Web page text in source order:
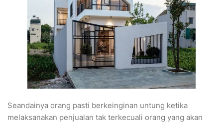
Seandainya orang pasti berkeinginan untung ketika
melaksanakan penjualan tak terkecuali orang yang akan